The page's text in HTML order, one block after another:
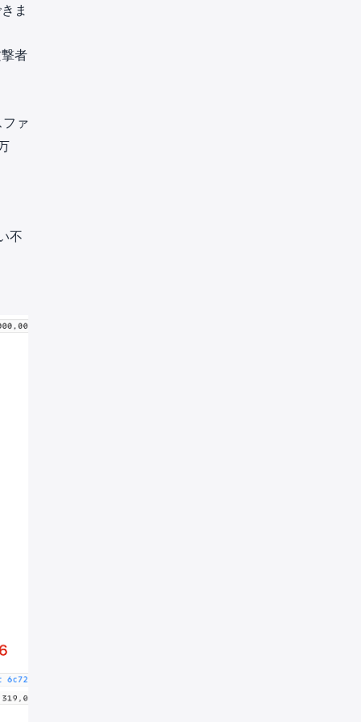
ま
者
ァ
不